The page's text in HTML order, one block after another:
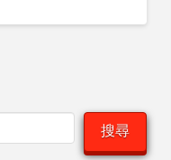
搜尋